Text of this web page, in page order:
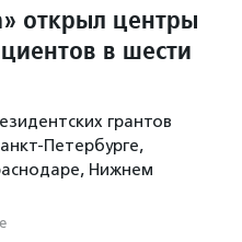
открыл центры
в шести
грантов
Петербурге,
Нижнем